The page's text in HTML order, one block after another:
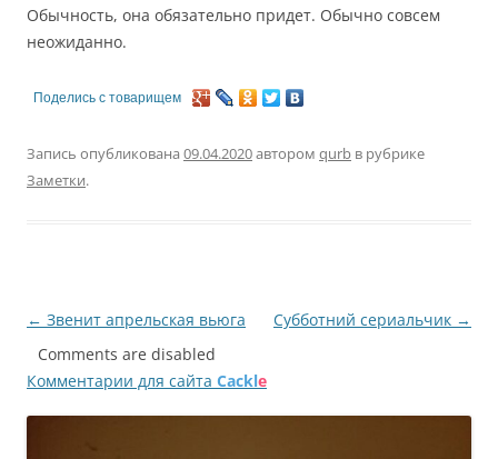
Обычность, она обязательно придет. Обычно совсем
неожиданно.
Поделись с товарищем
Запись опубликована 09.04.2020автором qurb в рубрике
Заметки.
Навигация
по
записям
← Звенит апрельская вьюга Субботний сериальчик →
Comments are disabled
Комментарии для сайта Cackle